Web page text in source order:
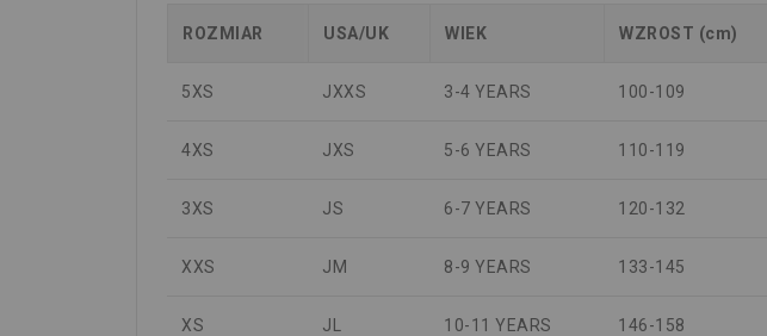
ROZMIAR USA/UK WIEK WZROST (cm)
5XS JXXS 3-4 YEARS 100-109
4XS JXS 5-6 YEARS 110-119
3XS JS 6-7 YEARS 120-132
XXS JM 8-9 YEARS 133-145
XS JL 10-11 YEARS 146-158